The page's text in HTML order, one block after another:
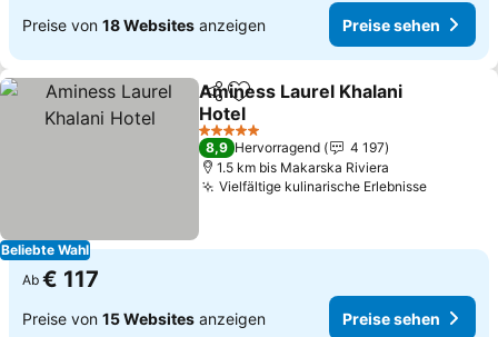
Preise von 18 Websites anzeigen Preise sehen
Beliebte Wahl
TeilenZu Favoriten hinzufügen
Aminess Laurel Khalani
Hotel
5 Sterne
8,9 Hervorragend
4 197
1.5 km bis Makarska Riviera
Vielfältige kulinarische Erlebnisse
Ab € 117
Preise von 15 Websites anzeigen Preise sehen